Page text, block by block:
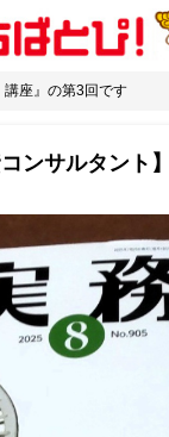
講座』の第3回です
ンサルタント】